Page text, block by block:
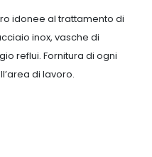
idonee al trattamento di
inox, vasche di
reflui. Fornitura di ogni
di lavoro.